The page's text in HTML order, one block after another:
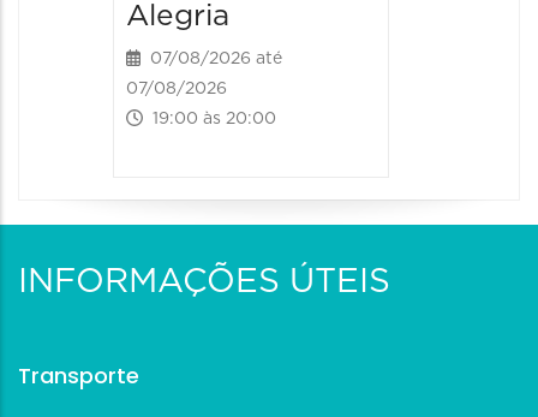
Alegria
07/08/2026 até
07/08/2026
19:00 às 20:00
INFORMAÇÕES ÚTEIS
Transporte